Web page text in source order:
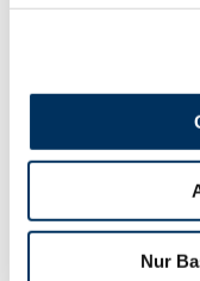
Nur
Mit 26
der
zur Auswahl.
wurden. Den